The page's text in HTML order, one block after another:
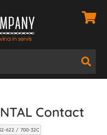
Contact
622 / 700-32C